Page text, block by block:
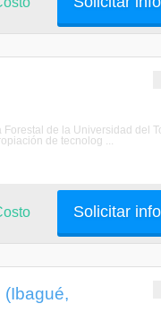
de la Universidad del
de tecnolog ...
Solicitar